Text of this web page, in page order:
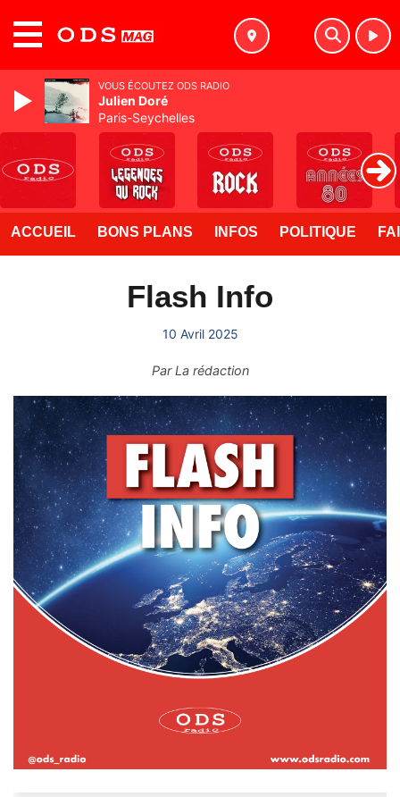
ACCUEIL BONS PLANS INFOS POLITIQUE
Flash Info
10 Avril 2025
ParLa rédaction
VOUS ÉCOUTEZ ODS RADIO
Julien Doré
Paris-Seychelles